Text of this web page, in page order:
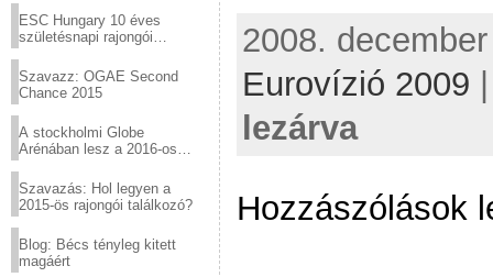
sztárjai a Margitszigeten
ESC Hungary 10 éves
születésnapi rajongói
Szavazz: OGAE Second
Chance 2015
A stockholmi Globe
Arénában lesz a 2016-os
Szavazás: Hol legyen a
2015-ös rajongói találkozó?
Blog: Bécs tényleg kitett
magáért
2008.
Eurovízió 2009
lezárva
Hozzászólások